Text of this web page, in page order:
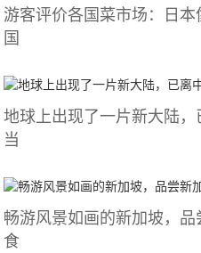
游客评价各国菜市场：日
国
地球上出现了一片新大陆
当
畅游风景如画的新加坡，
食